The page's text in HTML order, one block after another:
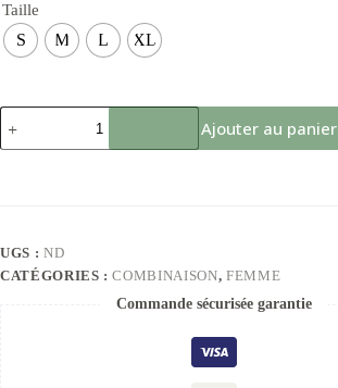
Taille
S M L XL
Ajouter au panier
UGS : ND
CATÉGORIES :COMBINAISON, FEMME
Commande sécurisée garantie